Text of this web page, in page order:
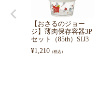
【おさるのジョー
ジ】薄肉保存容器3P
セット（85th）SIJ3
¥1,210 （税込）